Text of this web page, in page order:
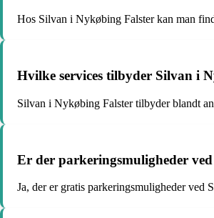
Hos Silvan i Nykøbing Falster kan man
Hvilke services tilbyder Silvan i
Silvan i Nykøbing Falster tilbyder blandt
Er der parkeringsmuligheder
Ja, der er gratis parkeringsmuligheder ved